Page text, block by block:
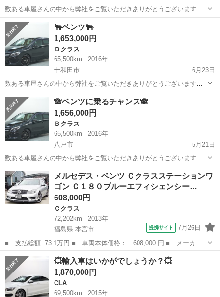
数ある車屋さんの中から弊社をご覧いただきありがとうございます！
オトロン盛岡店と申します✨ 東北3店舗目、オトロン最北端のお店とし
て、2024年4月1日にオープンしました❤️‍🔥 今年は猛暑の日が続きま
し...
青森 八戸市 CLA
🐂ベンツ🐂
1,653,000円
Ｂクラス
65,500km
2016年
十和田市
6月23日
数ある車屋さんの中から弊社をご覧いただきありがとうございます！
オトロン盛岡店と申します✨ 東北3店舗目、オトロン最北端のお店とし
て、2024年4月1日にオープンしました❤️‍🔥 春が過ぎ、夏が待ち遠しい
今...
青森 十和田市 Ｂクラス
🙈ベンツに乗るチャンス🙈
1,656,000円
Ｂクラス
65,500km
2016年
八戸市
5月21日
数ある車屋さんの中から弊社をご覧いただきありがとうございます！
オトロン盛岡店と申します(^^♪ 東北3店舗目、オトロン最北端のお店と
して、2024年4月1日にオープンし1年になります❤️‍🔥 春といえば…お
花...
青森 八戸市 Ｂクラス
メルセデス・ベンツ Ｃクラスステーションワ
ゴン Ｃ１８０ブルーエフィシェンシー…
608,000円
Ｃクラス
72,202km
2013年
福島県 本宮市
提携サイト 7月26日
■ 支払総額: 73.1万円 ■ 車両本体価格： 608,000 円 ■ メーカー
名： メルセデス・ベンツ ■ 車種名： Ｃクラスステーションワゴ
ン ■ グレード名： Ｃ１８０ブルーエフィシェンシーワゴンアバン
Ｇ 車検整備...
福島 本宮市 Ｃクラス
💥輸入車はいかがでしょうか？💥
1,870,000円
CLA
69,500km
2015年